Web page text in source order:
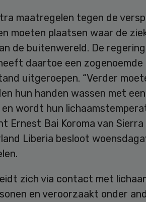
maatregelen tegen de
moeten plaatsen waar de
de buitenwereld. De
daartoe een zogenoemde
uitgeroepen. “Verder
hun handen wassen met een
wordt hun
Ernest Bai Koroma van Sierra
Liberia besloot
zich via contact met
en veroorzaakt onder